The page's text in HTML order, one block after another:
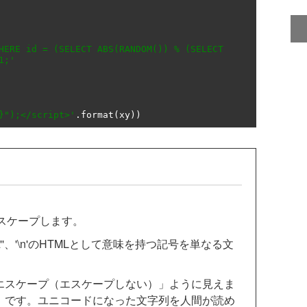
id = (SELECT ABS(RANDOM()) % (SELECT
script>' . format ( xy))
ープします。
'\n'のHTMLとして意味を持つ記号を単なる文
ケープ（エスケープしない）」ように見えま
す。ユニコードになった文字列を人間が読め